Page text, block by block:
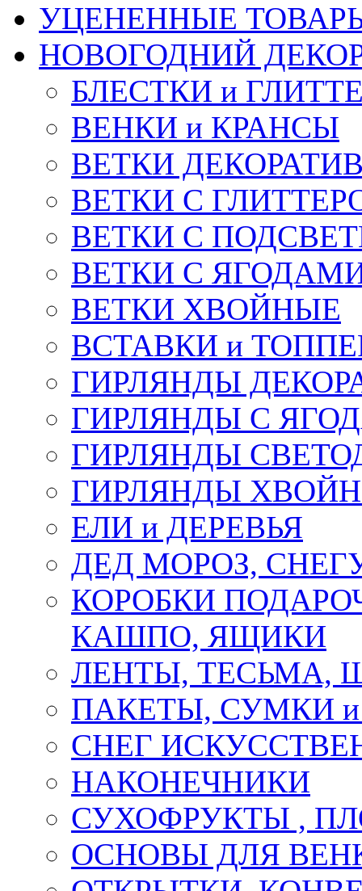
УЦЕНЕННЫЕ
НОВОГОДНИЙ
БЛЕСТКИ и
ВЕНКИ и КРАНСЫ
ВЕТКИ
ВЕТКИ С
ВЕТКИ С
ВЕТКИ С
ВЕТКИ ХВОЙНЫЕ
ВСТАВКИ и
ГИРЛЯНДЫ
ГИРЛЯНДЫ С
ГИРЛЯНДЫ
ГИРЛЯНДЫ
ЕЛИ и ДЕРЕВЬЯ
ДЕД МОРОЗ,
КОРОБКИ
КАШПО, ЯЩИКИ
ЛЕНТЫ, ТЕСЬМА,
ПАКЕТЫ, СУМКИ
СНЕГ
НАКОНЕЧНИКИ
СУХОФРУКТЫ ,
ОСНОВЫ ДЛЯ